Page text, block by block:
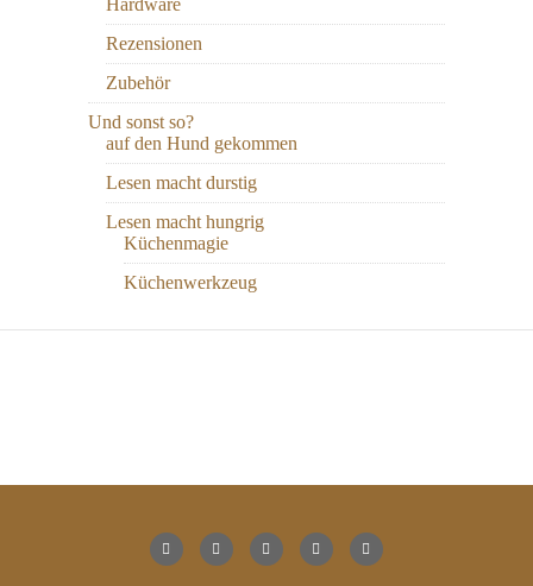
Hardware
Rezensionen
Zubehör
Und sonst so?
auf den Hund gekommen
Lesen macht durstig
Lesen macht hungrig
Küchenmagie
Küchenwerkzeug